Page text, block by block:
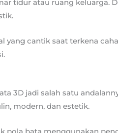
tidur atau ruang keluarga.
yang cantik saat terkena
3D jadi salah satu
modern, dan estetik.